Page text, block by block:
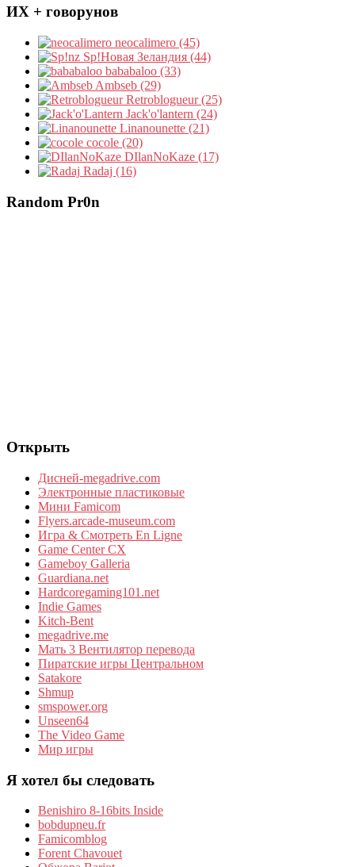
ИХ + говорунов
neocalimero (45)
Sp!Новая Зеландия (44)
bababaloo (33)
Ambseb (29)
Retroblogueur (25)
Jack'o'lantern (24)
Linanounette (21)
cocole (20)
DIlanNoKaze (17)
Radaj (16)
Random Pr0n
Открыть
Дисней-megadrive.com
Электронные пластиковые
Мини Famicom
Flyers.arcade-museum.com
Игра & Смотреть En Ligne
Game Center CX
Gameboy Galleria
Guardiana.net
Hardcoregaming101.net
Indie Games
Kitch-Bent
megadrive.me
Мать 3 Вентилятор перевода
Пиратские игры Центральном
Satakore
Shmup
smspower.org
Unseen64
The Video Game
Мир игры
Я хотел бы следовать
Benishiro 8-16bits Inside
bobdupneu.fr
Famicomblog
Forent Chavouet